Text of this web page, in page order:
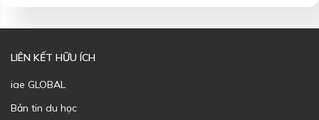
LIÊN KẾT HỮU ÍCH
iae GLOBAL
Bản tin du học